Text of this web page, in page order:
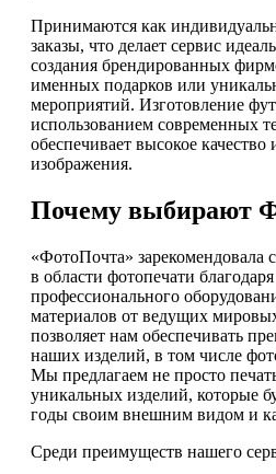
Принимаются как
заказы, что делает сервис
создания брендированных
именных подарков или
мероприятий. Изготовление
использованием современных
обеспечивает высокое качество
изображения.
Почему выбирают
«ФотоПочта» зарекомендовала
в области фотопечати
профессионального
материалов от ведущих
позволяет нам обеспечивать
наших изделий, в том числе
Мы предлагаем не просто
уникальных изделий, которые
годы своим внешним видом и
Среди преимуществ нашего